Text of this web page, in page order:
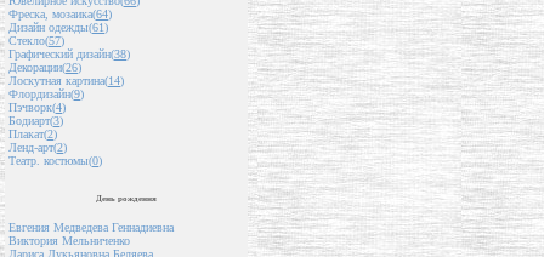
Фреска, мозаика(64)
Дизайн одежды(61)
Стекло(57)
Графический дизайн(38)
Декорации(26)
Лоскутная картина(14)
Флордизайн(9)
Пэчворк(4)
Бодиарт(3)
Плакат(2)
Ленд-арт(2)
Театр. костюмы(0)
День рождения
Евгения Медведева Геннадиевна
Виктория Мельниченко